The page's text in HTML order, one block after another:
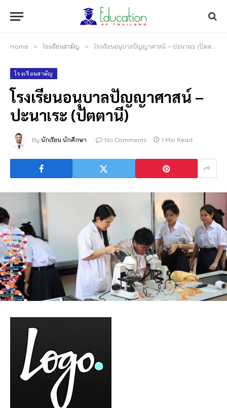
Home » โรงเรียนสามัญ » โรงเรียนอนุบาลปัญญาศาสน์ – ปะนาเระ (ปัตตานี)
โรงเรียนสามัญ
โรงเรียนอนุบาลปัญญาศาสน์ –
ปะนาเระ (ปัตตานี)
By นักเรียน นักศึกษา No Comments 1 Min Read